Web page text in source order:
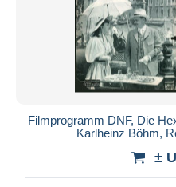
Filmprogramm DNF, Die
Karlheinz Böhm,
±